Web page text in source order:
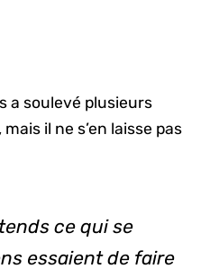
a soulevé plusieurs
il ne s’en laisse pas
ce qui se
essaient de faire